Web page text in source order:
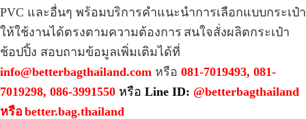
PVC และอื่นๆ พร้อมบริการคำแนะนำการเลือกแบบกระเป๋า
ให้ใช้งานได้ตรงตามความต้องการ สนใจสั่งผลิตกระเป๋า
ช้อปปิ้ง สอบถามข้อมูลเพิ่มเติมได้ที่
info@betterbagthailand.com หรือ 081-7019493, 081-
7019298, 086-3991550 หรือ Line ID: @betterbagthailand
หรือ better.bag.thailand